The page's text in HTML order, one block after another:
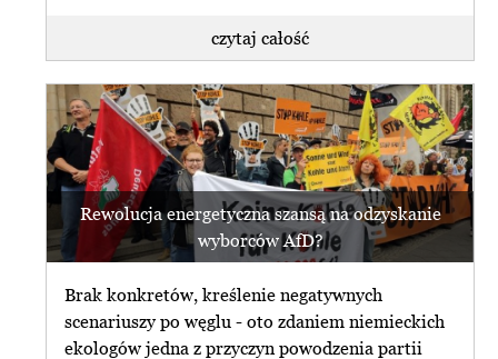
czytaj całość
Rewolucja energetyczna szansą na odzyskanie
wyborców AfD?
Brak konkretów, kreślenie negatywnych
scenariuszy po węglu - oto zdaniem niemieckich
ekologów jedna z przyczyn powodzenia partii